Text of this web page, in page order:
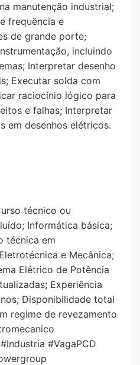
manutenção industrial;
frequência e
de grande porte;
incluindo
Interpretar desenho
Executar solda com
raciocínio lógico para
e falhas; Interpretar
em desenhos elétricos.
técnico ou
Informática básica;
técnica em
e Mecânica;
Elétrico de Potência
Experiência
Disponibilidade total
regime de revezamento
#VagaPCD